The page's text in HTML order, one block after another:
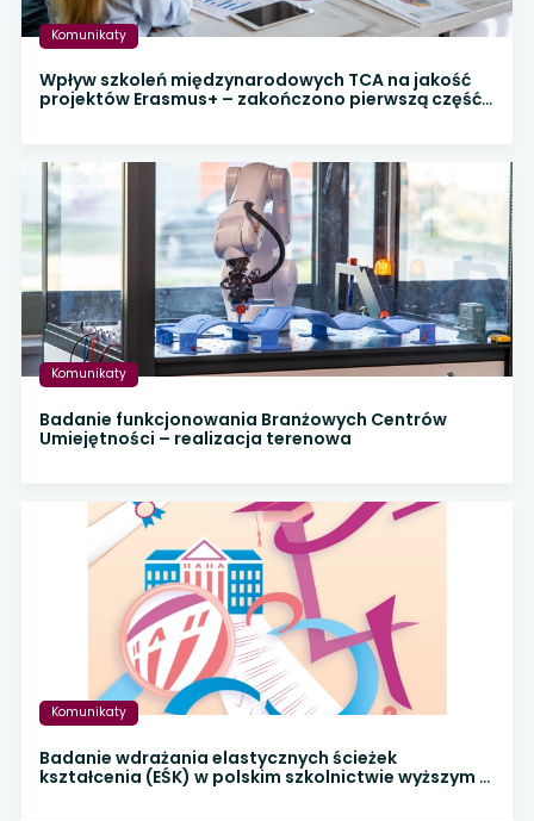
Komunikaty
Wpływ szkoleń międzynarodowych TCA na jakość
projektów Erasmus+ – zakończono pierwszą część
Komunikaty
Badanie funkcjonowania Branżowych Centrów
Umiejętności – realizacja terenowa
Komunikaty
Badanie wdrażania elastycznych ścieżek
kształcenia (EŚK) w polskim szkolnictwie wyższym –